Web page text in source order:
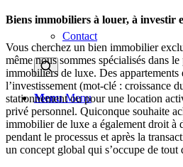
Contact
Menu Menu
Biens immobiliers à louer, à investir
Vous cherchez un bien immobilier
même nous sommes spécialisés dans
immobiliers de luxe. Des appartements
l’investissement (mot-clé : croissance
stationnement ou pour une location
privé personnel. Quiconque souhaite
immobilier de luxe a également droit à
pendant le processus et après la
un concept global qui s’occupe de tout